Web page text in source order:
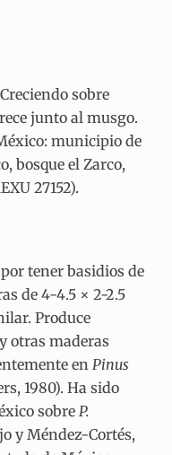
sobre
junto al musgo.
municipio de
bosque el Zarco,
27152).
tener basidios de
de 4-4.5 × 2-2.5
Produce
otras maderas
enPinus
1980). Ha sido
sobreP.
y Méndez-Cortés,